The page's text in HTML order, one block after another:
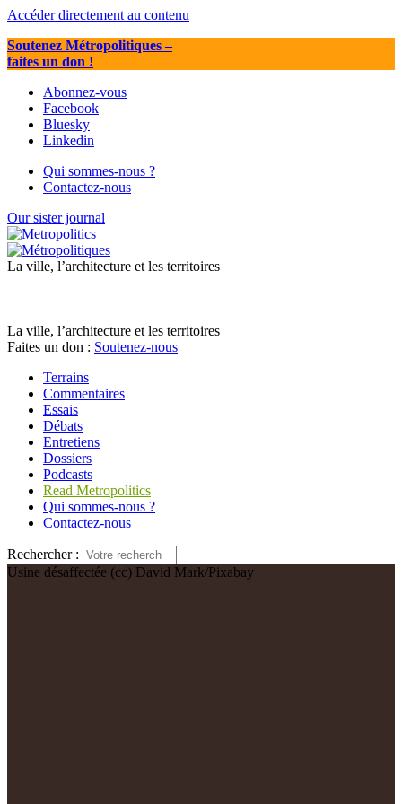
Accéder directement au contenu
Soutenez Métropolitiques–
faites un don !
Abonnez-vous
Facebook
Bluesky
Linkedin
Qui sommes-nous ?
Contactez-nous
Our sister journal
La ville, l’architecture et les territoires
La ville, l’architecture et les territoires
Faites un don : Soutenez-nous
Terrains
Commentaires
Essais
Débats
Entretiens
Dossiers
Podcasts
Read Metropolitics
Qui sommes-nous ?
Contactez-nous
Rechercher :
Usine désaffectée (cc) David Mark/Pixabay